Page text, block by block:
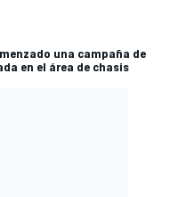
una campaña de
en el área de chasis